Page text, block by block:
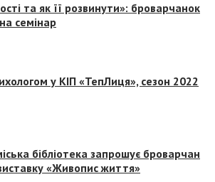
та як її розвинути»: броварчанок
семінар
у КІП «ТепЛиця», сезон 2022
бібліотека запрошує броварчан
«Живопис життя»